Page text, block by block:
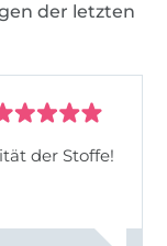
der letzten
der Stoffe!